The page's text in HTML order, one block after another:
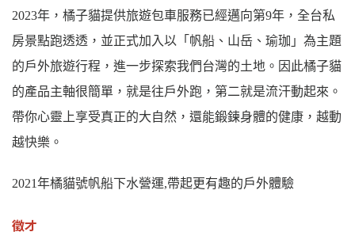
2023年，橘子貓提供旅遊包車服務已經邁向第9年，全台私
房景點跑透透，並正式加入以「帆船、山岳、瑜珈」為主題
的戶外旅遊行程，進一步探索我們台灣的土地。因此橘子貓
的產品主軸很簡單，就是往戶外跑，第二就是流汗動起來。
帶你心靈上享受真正的大自然，還能鍛鍊身體的健康，越動
越快樂。
2021年橘貓號帆船下水營運,帶起更有趣的戶外體驗
徵才